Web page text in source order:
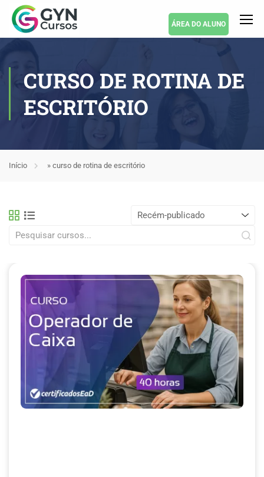
ÁREA DO ALUNO
CURSO DE ROTINA DE
ESCRITÓRIO
Início » curso de rotina de escritório